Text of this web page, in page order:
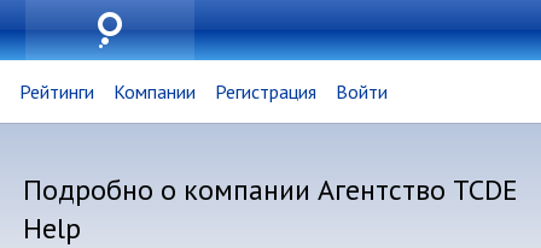
Рейтинги Компании Регистрация Войти
Подробно о компании Агентство TCDE
Help